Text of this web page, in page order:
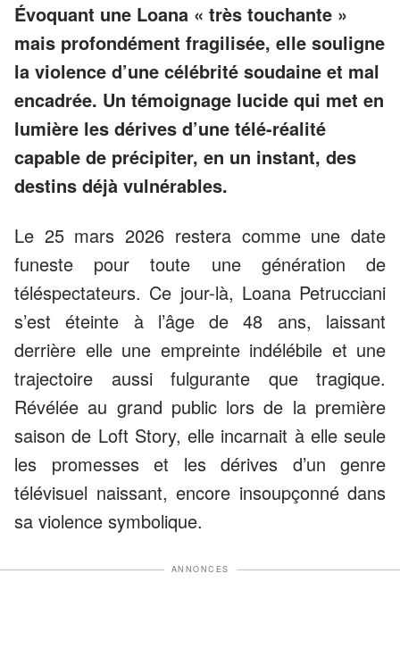
Évoquant une Loana « très touchante »
mais profondément fragilisée, elle souligne
la violence d’une célébrité soudaine et mal
encadrée. Un témoignage lucide qui met en
lumière les dérives d’une télé-réalité
capable de précipiter, en un instant, des
destins déjà vulnérables.
Le 25 mars 2026 restera comme une date
funeste pour toute une génération de
téléspectateurs. Ce jour-là, Loana Petrucciani
s’est éteinte à l’âge de 48 ans, laissant
derrière elle une empreinte indélébile et une
trajectoire aussi fulgurante que tragique.
Révélée au grand public lors de la première
saison de Loft Story, elle incarnait à elle seule
les promesses et les dérives d’un genre
télévisuel naissant, encore insoupçonné dans
sa violence symbolique.
ANNONCES